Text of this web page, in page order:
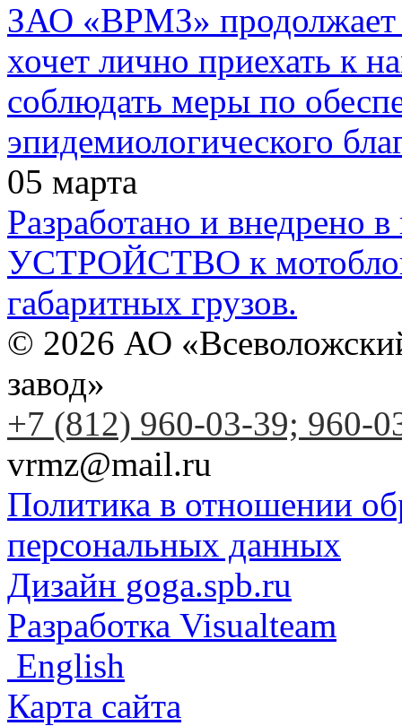
ЗАО «ВРМЗ» продолжает
хочет лично приехать к
соблюдать меры по
эпидемиологического
05 марта
Разработано и
УСТРОЙСТВО к
габаритных грузов.
© 2026 АО
завод»
+7 (812) 960-03-39; 960-
vrmz@mail.ru
Политика в отношении
персональных данных
Дизайн goga.spb.ru
Разработка Visualteam
English
Карта сайта